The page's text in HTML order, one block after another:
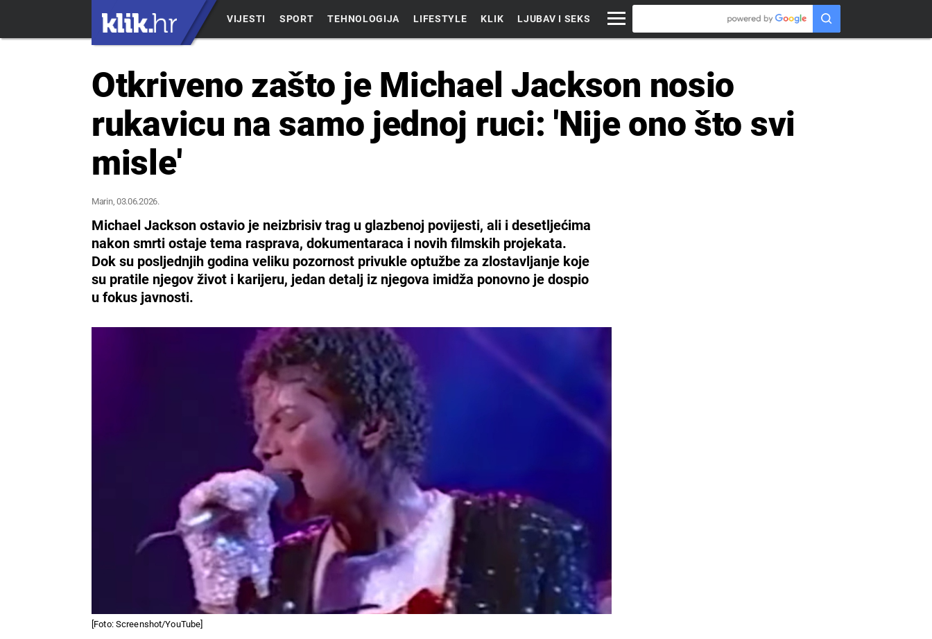
VIJESTI SPORT TEHNOLOGIJA LIFESTYLE KLIK LJUBAV I SEKS
Otkriveno zašto je Michael Jackson nosio
rukavicu na samo jednoj ruci: 'Nije ono što svi
misle'
Marin, 03.06.2026.
Michael Jackson ostavio je neizbrisiv trag u glazbenoj povijesti, ali i desetljećima
nakon smrti ostaje tema rasprava, dokumentaraca i novih filmskih projekata.
Dok su posljednjih godina veliku pozornost privukle optužbe za zlostavljanje koje
su pratile njegov život i karijeru, jedan detalj iz njegova imidža ponovno je dospio
u fokus javnosti.
[Foto: Screenshot/YouTube]